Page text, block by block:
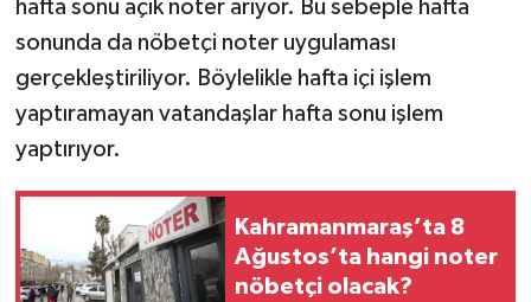
hafta sonu açık noter arıyor. Bu sebeple hafta
sonunda da nöbetçi noter uygulaması
gerçekleştiriliyor. Böylelikle hafta içi işlem
yaptıramayan vatandaşlar hafta sonu işlem
yaptırıyor.
Kahramanmaraş’ta 8
Ağustos’ta hangi noter
nöbetçi olacak?